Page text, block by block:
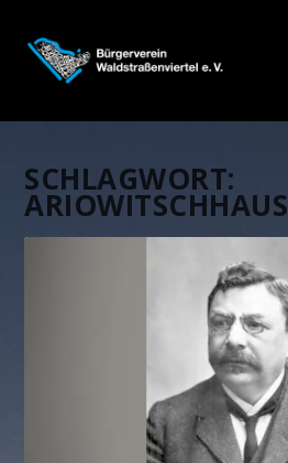
SCHLAGWORT:
ARIOWITSCHHAUS